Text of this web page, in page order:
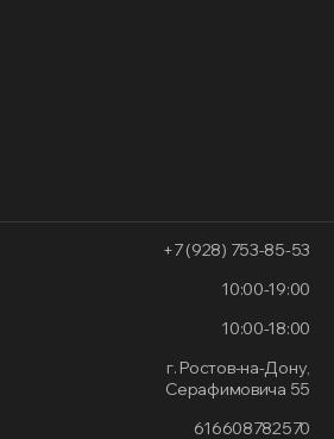
+7 (928) 753-85-53
10:00-19:00
10:00-18:00
г. Ростов-на-Дону,
Серафимовича 55
616608782570